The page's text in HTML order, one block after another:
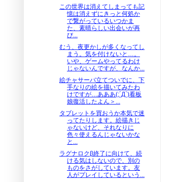
この世界は消えてしまっても記
憶は消えずにきっと何処か
で繋がっているいつかま
た、素晴らしい出会いが再
び...
むう、夜更かしが多くなってし
まう。気を付けないと…。
いや、ゲームやってるわけ
じゃないんですが、なんか...
絵チャサーバ立てついでに、下
手なりの絵を描いてみたわ
けですが…あああ(;´Д`)看板
娘復活したよん＞...
タブレットを買おうか本気で迷
ってたりします。絵描きじ
ゃないけど、それなりに
色々使えるんじゃないかな
と...
ラグナロクβ終了に向けて、続
ける気はしないので、別の
ものをさがしています。友
人がプレイしているという...